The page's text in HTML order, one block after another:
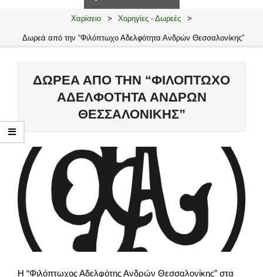
Χαρίσειο > Χορηγίες - Δωρεές >
Δωρεά από την “Φιλόπτωχο Αδελφότητα Ανδρών Θεσσαλονίκης”
ΔΩΡΕΆ ΑΠΌ ΤΗΝ “ΦΙΛΌΠΤΩΧΟ
ΑΔΕΛΦΌΤΗΤΑ ΑΝΔΡΏΝ
ΘΕΣΣΑΛΟΝΊΚΗΣ”
Η “Φιλόπτωχος Αδελφότης Ανδρών Θεσσαλονίκης” στα